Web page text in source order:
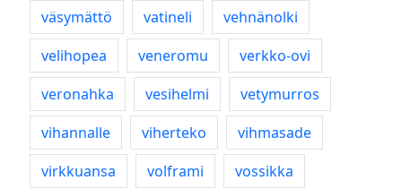
väsymättö
vatineli
vehnänolki
velihopea
veneromu
verkko-ovi
veronahka
vesihelmi
vetymurros
vihannalle
viherteko
vihmasade
virkkuansa
volframi vossikka